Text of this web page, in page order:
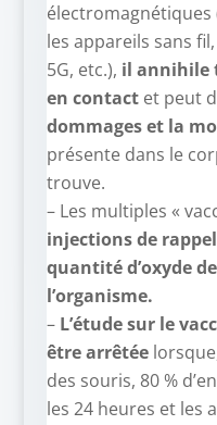
les appareils sans
5G, etc.), il annihile
en contactet peut
dommages et la
présente dans le
trouve.
– Les multiples «
injections de
quantité d’oxyde
l’organisme.
– L’étude sur le
être arrêtée
des souris, 80 %
les 24 heures et les